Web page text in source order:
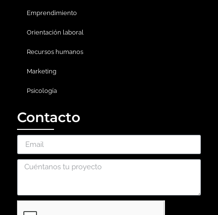
Emprendimiento
Orientación laboral
Recursos humanos
Marketing
Psicología
Contacto